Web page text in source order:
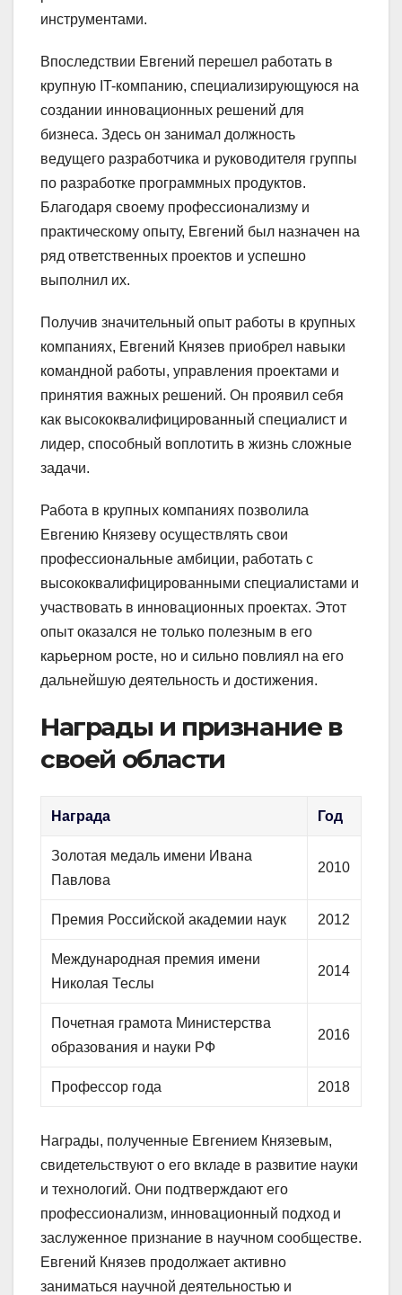
инструментами.
Впоследствии Евгений перешел работать в
крупную IT-компанию, специализирующуюся на
создании инновационных решений для
бизнеса. Здесь он занимал должность
ведущего разработчика и руководителя группы
по разработке программных продуктов.
Благодаря своему профессионализму и
практическому опыту, Евгений был назначен на
ряд ответственных проектов и успешно
выполнил их.
Получив значительный опыт работы в крупных
компаниях, Евгений Князев приобрел навыки
командной работы, управления проектами и
принятия важных решений. Он проявил себя
как высококвалифицированный специалист и
лидер, способный воплотить в жизнь сложные
задачи.
Работа в крупных компаниях позволила
Евгению Князеву осуществлять свои
профессиональные амбиции, работать с
высококвалифицированными специалистами и
участвовать в инновационных проектах. Этот
опыт оказался не только полезным в его
карьерном росте, но и сильно повлиял на его
дальнейшую деятельность и достижения.
Награды и признание в
своей области
Награда Год
Золотая медаль имени Ивана
Павлова
2010
Премия Российской академии наук 2012
Международная премия имени
Николая Теслы
2014
Почетная грамота Министерства
образования и науки РФ
2016
Профессор года 2018
Награды, полученные Евгением Князевым,
свидетельствуют о его вкладе в развитие науки
и технологий. Они подтверждают его
профессионализм, инновационный подход и
заслуженное признание в научном сообществе.
Евгений Князев продолжает активно
заниматься научной деятельностью и